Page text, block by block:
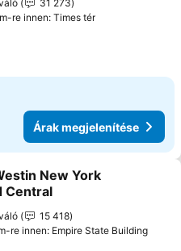
31 273
re innen: Times tér
Árak megjelenítése
a kedvencekhez
New York
Central
15 418
re innen: Empire State Building